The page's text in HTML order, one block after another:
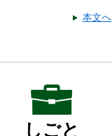
本文へ
しごと